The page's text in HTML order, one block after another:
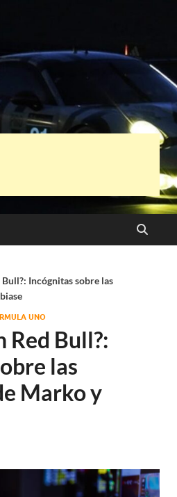
Motor punto
Bull?: Incógnitas sobre las
UNO
Red Bull?:
las
Marko y